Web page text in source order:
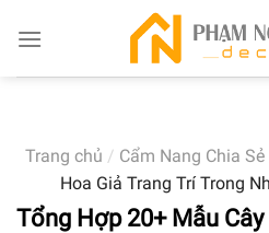
Trang chủ / Cẩm Nang Chia Sẻ
Hoa Giả Trang Trí Trong
Tổng Hợp 20+ Mẫu